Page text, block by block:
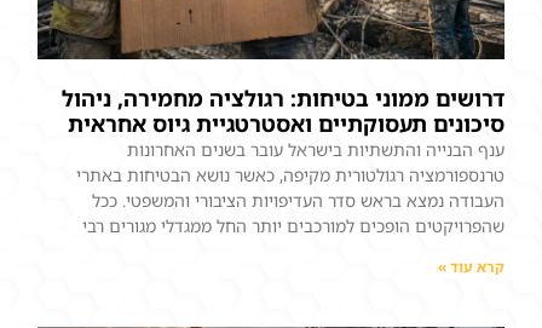
דרושים ממוני בטיחות: רגולציה מחמירה, ניהול
סיכונים תעסוקתיים ואסטרטגיית גיוס אחראית
ענף הבנייה והתשתיות בישראל עובר בשנים האחרונות
טרנספורמציה רגולטורית מקיפה, כאשר נושא הבטיחות באתרי
העבודה נמצא בראש סדר העדיפויות הציבורי והמשפטי. ככל
שהפרויקטים הופכים למורכבים יותר החל ממגדלי מגורים רבי
קרא עוד »